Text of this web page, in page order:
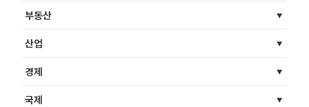
부동산
산업
경제
국제